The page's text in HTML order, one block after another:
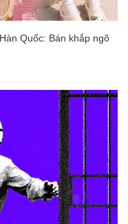
Quốc: Bán khắp ngõ